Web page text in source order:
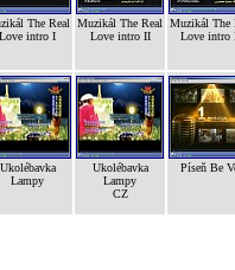
The Real
Love intro I
Muzikál The Real
Love intro II
Muzikál The
Love intro
Ukolébavka
Lampy
Ukolébavka
Lampy
CZ
Píseň Be